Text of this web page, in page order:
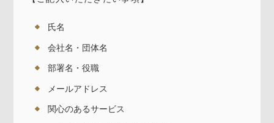
氏名
会社名・団体名
部署名・役職
メールアドレス
関心のあるサービス